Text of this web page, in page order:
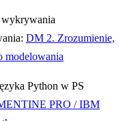
wykrywania
DM 2. Zrozumienie,
modelowania
Python w PS
PRO / IBM